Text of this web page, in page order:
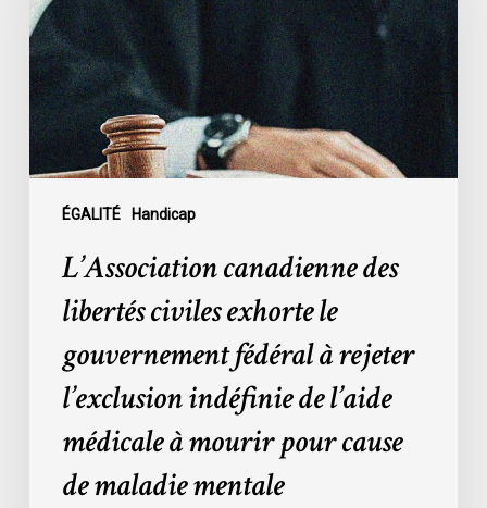
ÉGALITÉ Handicap
civiles
exhorte
le
gouvernement
fédéral
rejeter
l’exclusion
l’aide
médicale
mourir
cause
maladie
L’Association canadienne des
libertés civiles exhorte le
gouvernement fédéral à rejeter
l’exclusion indéfinie de l’aide
médicale à mourir pour cause
de maladie mentale